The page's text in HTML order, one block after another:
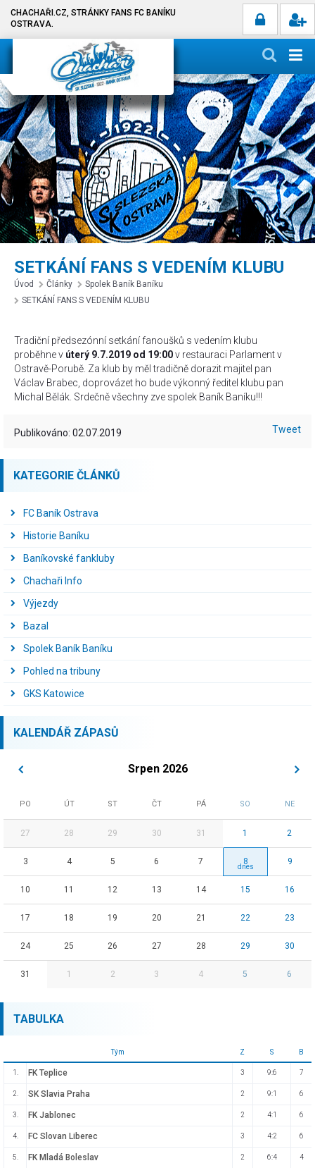
CHACHAŘI.CZ, STRÁNKY FANS FC BANÍKU
OSTRAVA.
SETKÁNÍ FANS S VEDENÍM KLUBU
Úvod Články
Spolek Baník Baníku
SETKÁNÍ FANS S VEDENÍM KLUBU
Tradiční předsezónní setkání fanoušků s vedením klubu
proběhne v úterý 9.7.2019 od 19:00v restauraci Parlament v
Ostravě-Porubě. Za klub by měl tradičně dorazit majitel pan
Václav Brabec, doprovázet ho bude výkonný ředitel klubu pan
Michal Bělák. Srdečně všechny zve spolek Baník Baníku!!!
Publikováno: 02.07.2019 Tweet
KATEGORIE ČLÁNKŮ
FC Baník Ostrava
Historie Baníku
Baníkovské fankluby
Chachaři Info
Výjezdy
Bazal
Spolek Baník Baníku
Pohled na tribuny
GKS Katowice
KALENDÁŘ ZÁPASŮ
Srpen 2026
PO ÚT ST ČT PÁ SO NE
27 28 29 30 31 1 2
3 4 5 6 7 8 9
10 11 12 13 14 15 16
17 18 19 20 21 22 23
24 25 26 27 28 29 30
31 1 2 3 4 5 6
TABULKA
Tým Z S B
1. FK Teplice 3 9:6 7
2. SK Slavia Praha 2 9:1 6
3. FK Jablonec 2 4:1 6
4. FC Slovan Liberec 3 4:2 6
5. FK Mladá Boleslav 2 6:4 4